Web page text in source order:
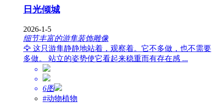
日光倾城
2026-1-5
细节丰富的游隼装饰雕像
🦅 这只游隼静静地站着，观察着。它不多做，也不需要
多做。 站立的姿势使它看起来稳重而有存在感 ...
6图
#动物植物